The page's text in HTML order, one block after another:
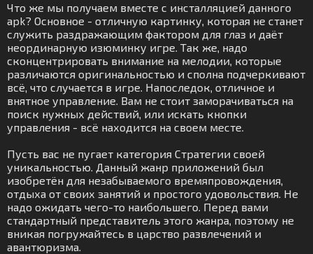
Что же мы получаем вместе с инсталляцией данного
apk? Основное - отличную картинку, которая не станет
служить раздражающим фактором для глаз и даёт
неординарную изюминку игре. Так же, надо
сконцентрировать внимание на мелодии, которые
различаются оригинальностью и сполна подчеркивают
всё, что случается в игре. Напоследок, отличное и
внятное управление. Вам не стоит заморачиваться на
поиск нужных действий, или искать кнопки
управления - всё находится на своем месте.
Пусть вас не пугает категория Стратегии своей
уникальностью. Данный жанр приложений был
изобретён для незабываемого времяпровождения,
отдыха от своих занятий и простого удовольствия. Не
надо ожидать чего-то наибольшего. Перед вами
стандартный представитель этого жанра, поэтому не
вникая погружайтесь в царство развлечений и
авантюризма.